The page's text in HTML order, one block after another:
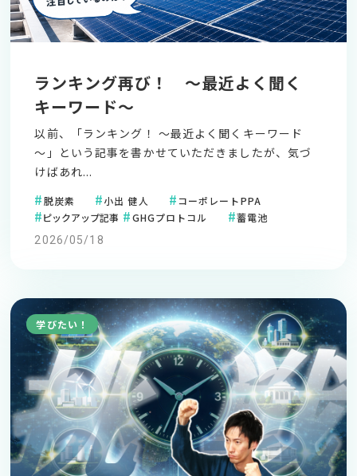
ランキング再び！ ～最近よく聞く
キーワード～
以前、「ランキング！ ～最近よく聞くキーワード
～」という記事を書かせていただきましたが、気づ
けばあれ...
脱炭素 小出 健人
コーポレートPPA
ピックアップ記事
GHGプロトコル 蓄電池
2026/05/18
学びたい！